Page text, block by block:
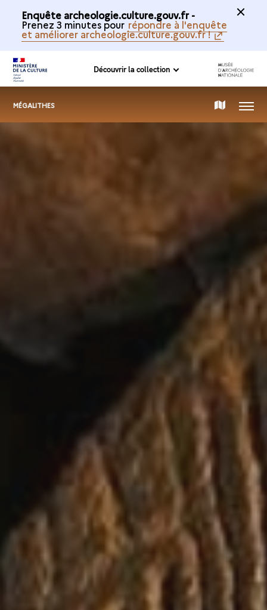
Enquête archeologie.culture.gouv.fr -
Prenez 3 minutes pour répondre à l'enquête
et améliorer archeologie.culture.gouv.fr !
Découvrir la collection
MÉGALITHES CARTE MENU